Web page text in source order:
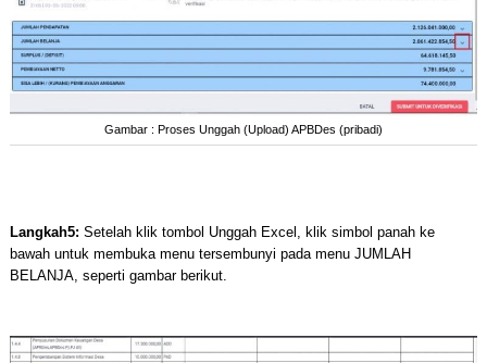
Gambar : Proses Unggah (Upload) APBDes (pribadi)
Langkah5: Setelah klik tombol Unggah Excel, klik simbol panah ke
bawah untuk membuka menu tersembunyi pada menu JUMLAH
BELANJA, seperti gambar berikut.